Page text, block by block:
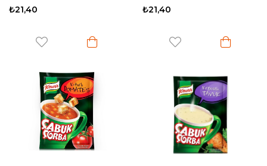
₺21,40 ₺21,40